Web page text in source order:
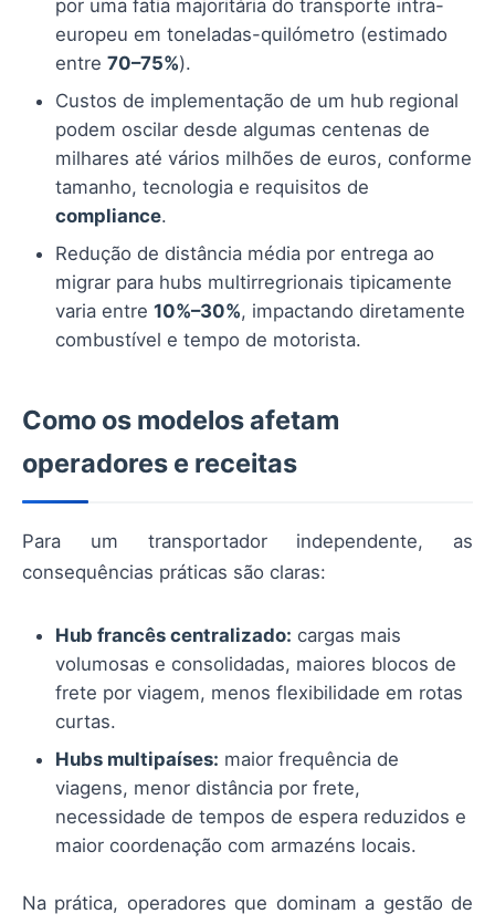
por uma fatia majoritária do transporte intra-
europeu em toneladas-quilómetro (estimado
entre 70–75%).
Custos de implementação de um hub regional
podem oscilar desde algumas centenas de
milhares até vários milhões de euros, conforme
tamanho, tecnologia e requisitos de
compliance.
Redução de distância média por entrega ao
migrar para hubs multirregrionais tipicamente
varia entre 10%–30%, impactando diretamente
combustível e tempo de motorista.
Como os modelos afetam
operadores e receitas
Para um transportador independente, as
consequências práticas são claras:
Hub francês centralizado: cargas mais
volumosas e consolidadas, maiores blocos de
frete por viagem, menos flexibilidade em rotas
curtas.
Hubs multipaíses: maior frequência de
viagens, menor distância por frete,
necessidade de tempos de espera reduzidos e
maior coordenação com armazéns locais.
Na prática, operadores que dominam a gestão de